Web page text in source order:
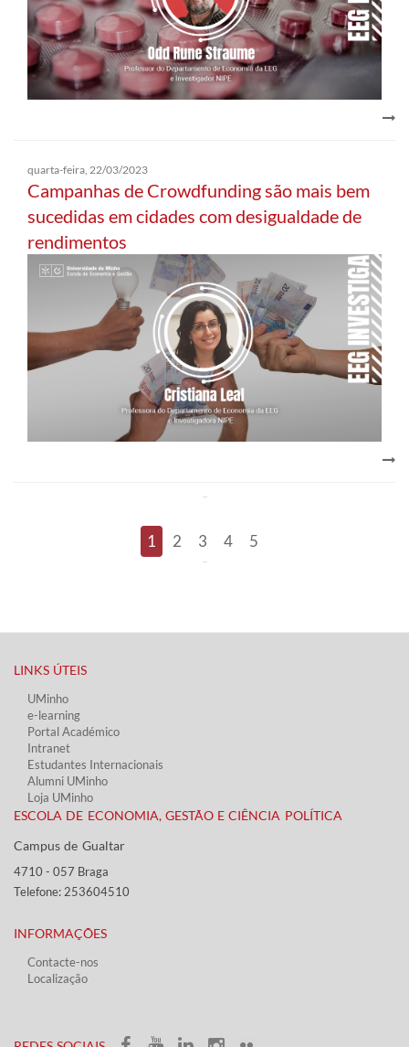
quarta-feira, 22/03/2023
Campanhas de Crowdfunding são mais bem
sucedidas em cidades com desigualdade de
rendimentos
1 2 3 4 5
LINKS ÚTEIS​
UMinho
e-learning
Portal Académico
Intranet
Estudantes Inter​​nacionais
Alumni UMinho
Loja UMinho
ESCOLA DE ECONOMIA, GESTÃO E CIÊNCIA POLÍTICA
Campus de Gualtar ​​
4710 - ​057 Braga
Telefone: 253604510​​
INFORMAÇÕES
Contacte-nos
Localização